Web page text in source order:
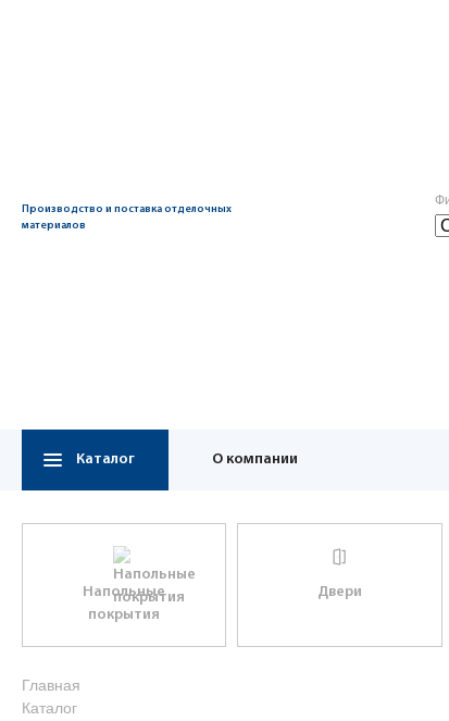
Производство и поставка отделочных
материалов
Каталог О компании
Напольные
покрытия
Двери
Главная
Каталог